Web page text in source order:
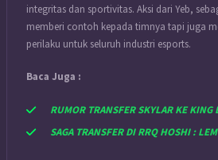
integritas dan sportivitas. Aksi dari Yeb,
memberi contoh kepada timnya tapi juga
perilaku untuk seluruh industri esports.
Baca Juga :
RUMOR TRANSFER SKYLAR KE KING
SAGA TRANSFER DI RRQ HOSHI :